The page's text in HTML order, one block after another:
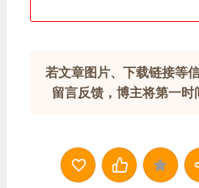
若文章图片、下载链接等
留言反馈，博主将第一时